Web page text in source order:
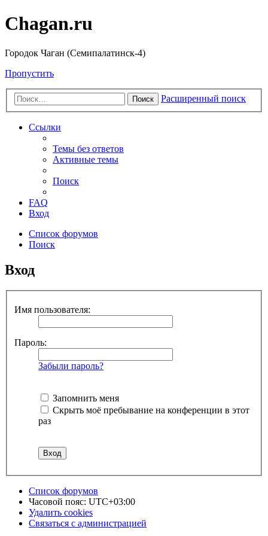
Chagan.ru
Городок Чаган (Семипалатинск-4)
Пропустить
Поиск Расширенный поиск
Ссылки
Темы без ответов
Активные темы
Поиск
FAQ
Вход
Список форумов
Поиск
Вход
Имя пользователя:
Пароль:
Забыли пароль?
Запомнить меня
Скрыть моё пребывание на конференции в этот
раз
Список форумов
Часовой пояс: UTC+03:00
Удалить cookies
Связаться с администрацией